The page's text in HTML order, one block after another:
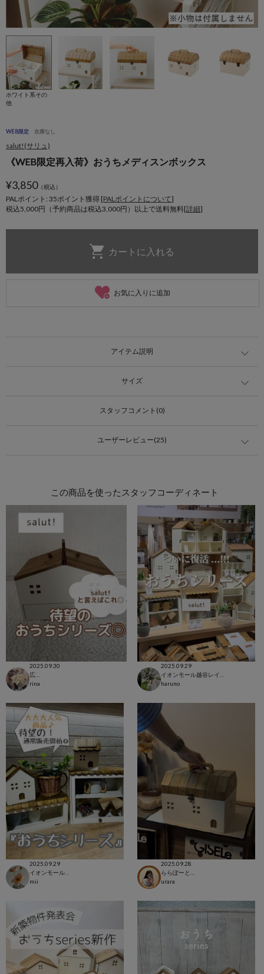
ホワイト系その
他
WEB限定 在庫なし
salut!(サリュ)
《WEB限定再入荷》おうちメディスンボックス
¥3,850（税込）
PALポイント: 35ポイント獲得 [PALポイントについて]
税込5,000円（予約商品は税込3,000円）以上で送料無料[詳細]
お気に入りに追加
アイテム説明
サイズ
スタッフコメント(0)
ユーザーレビュー(25)
この商品を使ったスタッフコーディネート
2025.09.30
rina
2025.09.29
haruno
2025.09.29
mii
2025.09.28
urara